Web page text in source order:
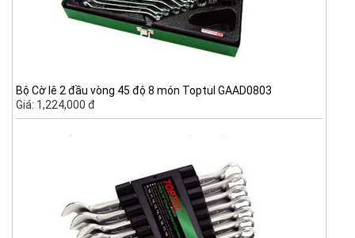
Bộ Cờ lê 2 đầu vòng 45 độ 8 món Toptul GAAD0803
Giá: 1,224,000 đ